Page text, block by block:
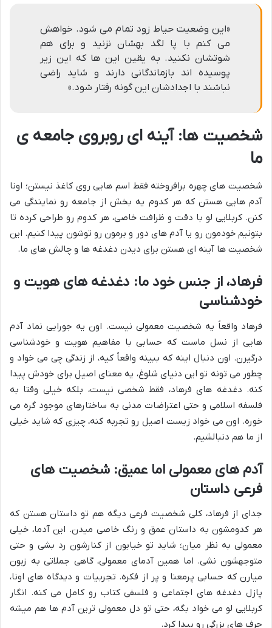
«این وضعیت حیاط زود تمام مى شود. خواهش
مى کنم با پا لگد بهشان نزنید و براى هم
شوتشان نکنید. به یقین این ها که این زیر
پوسیده اند بازماندگانى دارند و شاید راضى
نباشند با اجدادشان این گونه رفتار شود.»
شخصیت ها: آینه ای روبروی جامعه ی
ما
شخصیت های چهره برافروخته فقط اسم هایی روی کاغذ نیستن؛ اونا
آدم هایی هستن که هر کدوم یه بخش از جامعه رو نمایندگی می
کنن. کربلایی لو با دقت و ظرافت خاصی، هر کدوم رو طراحی کرده تا
بتونیم خودمون رو یا آدم های دور و برمون رو توشون پیدا کنیم. این
شخصیت ها آینه ای هستن برای دیدن دغدغه ها و چالش های ما.
فرهاد، از جنس خود ما: دغدغه های هویت و
خودشناسی
فرهاد واقعاً یه شخصیت معمولی نیست. اون یه جورایی نماد آدم
هایی از نسل ماست که حسابی با مفاهیم هویت و خودشناسی
درگیرن. اون دنبال اینه که ببینه واقعاً کیه، از زندگی چی می خواد و
چطور می تونه تو این دنیای شلوغ، یه معنای اصیل برای خودش پیدا
کنه. دغدغه های فرهاد، فقط شخصی نیست، بلکه خیلی وقتا به
فلسفه اسلامی و حتی اعتراضات مدنی به ساختارهای موجود گره می
خوره. اون می خواد زیست اصیل رو تجربه کنه، چیزی که شاید خیلی
از ما هم دنبالشیم.
آدم های معمولی اما عمیق: شخصیت های
فرعی داستان
جدای از فرهاد، کلی شخصیت فرعی دیگه هم تو داستان هستن که
هر کدومشون به داستان عمق و رنگ خاصی میدن. این آدما، خیلی
معمولی به نظر میان؛ شاید تو خیابون از کنارشون رد بشی و حتی
متوجهشون نشی. اما همین آدمای معمولی، گاهی جملاتی به زبون
میارن که حسابی پرمعنا و پر از فکره. تجربیات و دیدگاه های اونا،
پازل دغدغه های اجتماعی و فلسفی کتاب رو کامل می کنه. انگار
کربلایی لو می خواد بگه، حتی تو دل معمولی ترین آدم ها هم میشه
حرف های بزرگی رو پیدا کرد.